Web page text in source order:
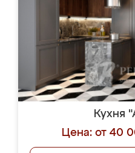
Кухня
Цена: от 40